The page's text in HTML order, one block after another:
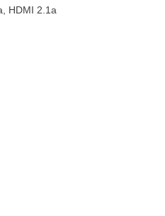
HDMI 2.1a